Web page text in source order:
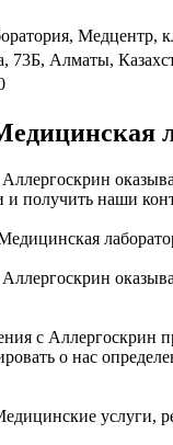
Медцентр,
73Б, Алматы,
получить наши
с Аллергоскрин
о нас
услуги,